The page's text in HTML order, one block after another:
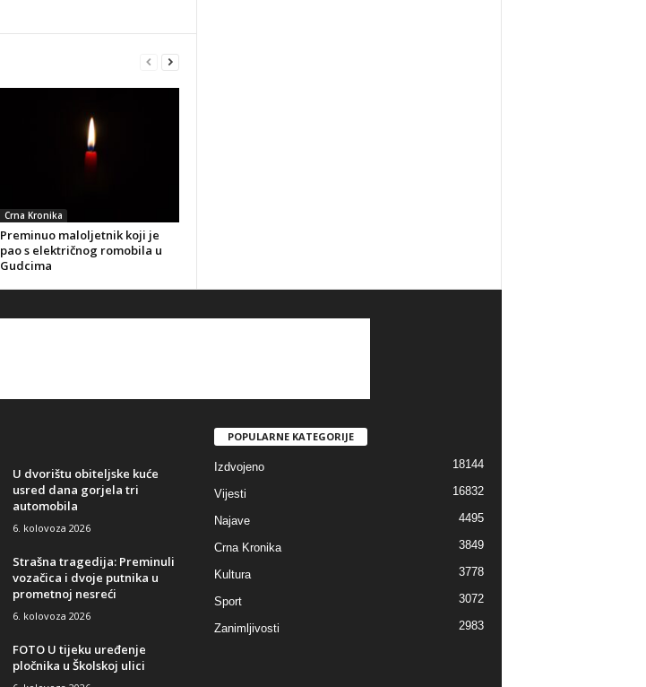
Crna Kronika
Preminuo maloljetnik koji je
pao s električnog romobila u
Gudcima
U dvorištu obiteljske kuće
usred dana gorjela tri
automobila
6. kolovoza 2026
Strašna tragedija: Preminuli
vozačica i dvoje putnika u
prometnoj nesreći
6. kolovoza 2026
FOTO U tijeku uređenje
pločnika u Školskoj ulici
POPULARNE KATEGORIJE
Izdvojeno 18144
Vijesti 16832
Najave 4495
Crna Kronika 3849
Kultura 3778
Sport 3072
Zanimljivosti 2983